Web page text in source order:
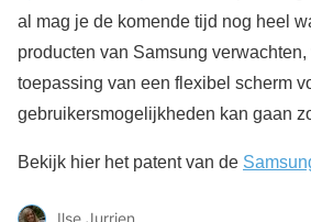
al mag je de komende tijd nog heel
producten van Samsung
toepassing van een flexibel scherm
gebruikersmogelijkheden kan gaan
Bekijk hier het patent van de